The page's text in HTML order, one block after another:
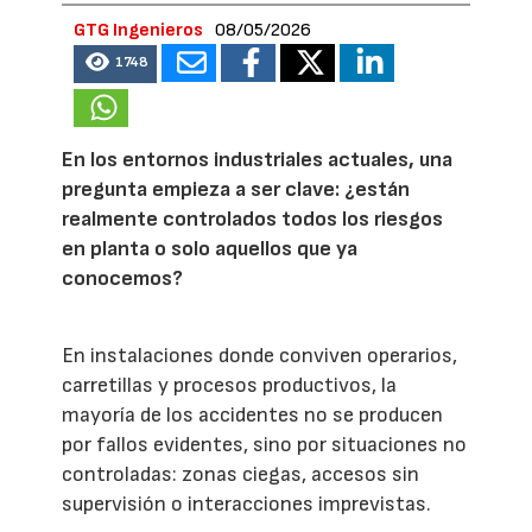
GTG Ingenieros 08/05/2026
1748
En los entornos industriales actuales, una
pregunta empieza a ser clave: ¿están
realmente controlados todos los riesgos
en planta o solo aquellos que ya
conocemos?
En instalaciones donde conviven operarios,
carretillas y procesos productivos, la
mayoría de los accidentes no se producen
por fallos evidentes, sino por situaciones no
controladas: zonas ciegas, accesos sin
supervisión o interacciones imprevistas.